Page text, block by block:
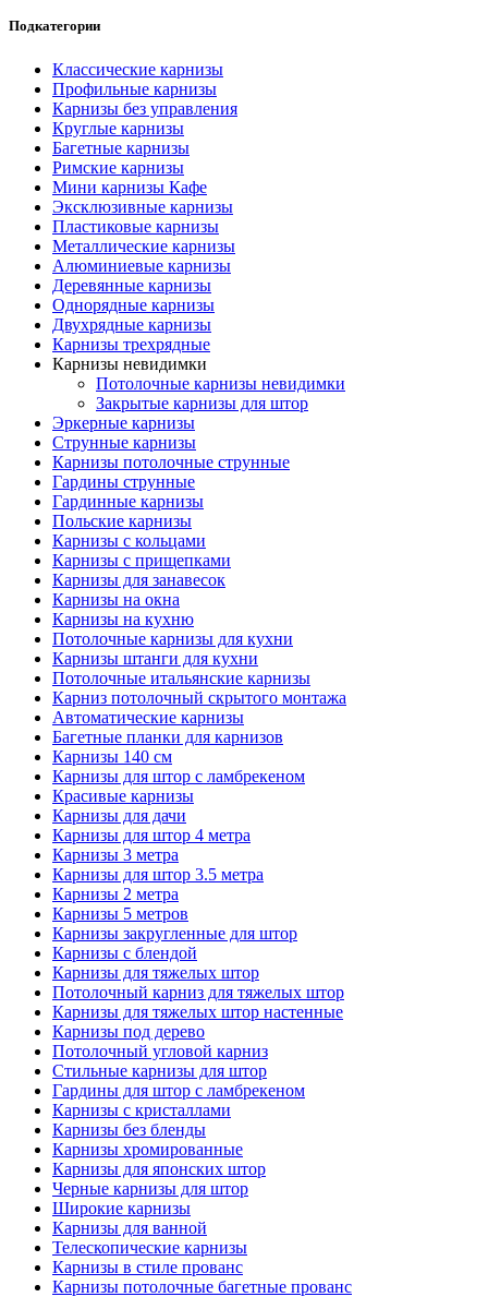
Подкатегории
Классические карнизы
Профильные карнизы
Карнизы без управления
Круглые карнизы
Багетные карнизы
Римские карнизы
Мини карнизы Кафе
Эксклюзивные карнизы
Пластиковые карнизы
Металлические карнизы
Алюминиевые карнизы
Деревянные карнизы
Однорядные карнизы
Двухрядные карнизы
Карнизы трехрядные
Карнизы невидимки
Потолочные карнизы невидимки
Закрытые карнизы для штор
Эркерные карнизы
Струнные карнизы
Карнизы потолочные струнные
Гардины струнные
Гардинные карнизы
Польские карнизы
Карнизы с кольцами
Карнизы с прищепками
Карнизы для занавесок
Карнизы на окна
Карнизы на кухню
Потолочные карнизы для кухни
Карнизы штанги для кухни
Потолочные итальянские карнизы
Карниз потолочный скрытого монтажа
Автоматические карнизы
Багетные планки для карнизов
Карнизы 140 см
Карнизы для штор с ламбрекеном
Красивые карнизы
Карнизы для дачи
Карнизы для штор 4 метра
Карнизы 3 метра
Карнизы для штор 3.5 метра
Карнизы 2 метра
Карнизы 5 метров
Карнизы закругленные для штор
Карнизы с блендой
Карнизы для тяжелых штор
Потолочный карниз для тяжелых штор
Карнизы для тяжелых штор настенные
Карнизы под дерево
Потолочный угловой карниз
Стильные карнизы для штор
Гардины для штор с ламбрекеном
Карнизы с кристаллами
Карнизы без бленды
Карнизы хромированные
Карнизы для японских штор
Черные карнизы для штор
Широкие карнизы
Карнизы для ванной
Телескопические карнизы
Карнизы в стиле прованс
Карнизы потолочные багетные прованс